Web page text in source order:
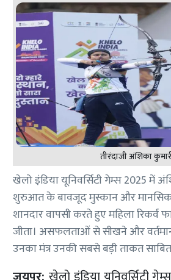
तीरंदाजी अंशिका
खेलो इंडिया यूनिवर्सिटी गेम्स 2025 में
शुरुआत के बावजूद मुस्कान और
शानदार वापसी करते हुए महिला रिकर्व
जीता। असफलताओं से सीखने और
उनका मंत्र उनकी सबसे बड़ी ताकत